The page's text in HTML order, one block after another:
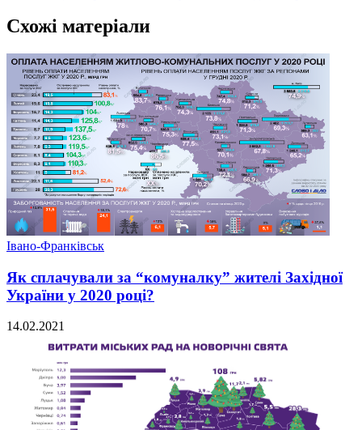
Схожі матеріали
Івано-Франківськ
Як сплачували за “комуналку” жителі Західної
України у 2020 році?
14.02.2021